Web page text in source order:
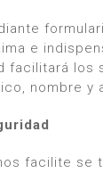
e
facilitará los
nombre y
facilite se